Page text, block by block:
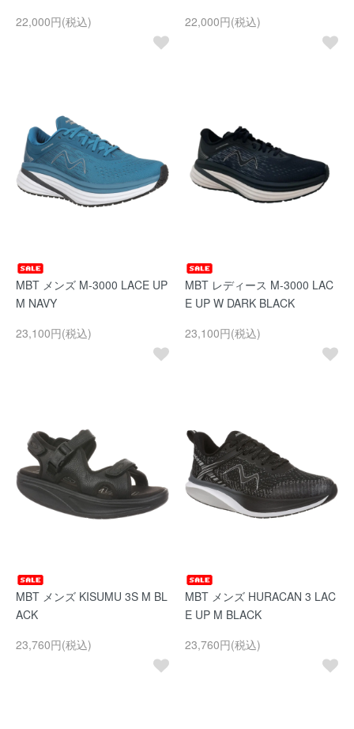
22,000円(税込)
22,000円(税込)
MBT メンズ M-3000 LACE UP
M NAVY
23,100円(税込)
MBT レディース M-3000 LAC
E UP W DARK BLACK
23,100円(税込)
MBT メンズ KISUMU 3S M BL
ACK
23,760円(税込)
MBT メンズ HURACAN 3 LAC
E UP M BLACK
23,760円(税込)